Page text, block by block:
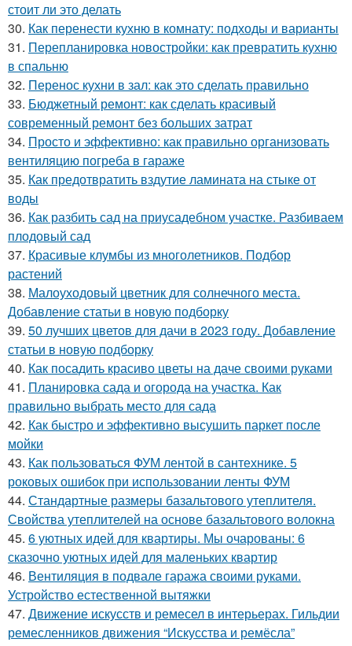
стоит ли это делать
30. Как перенести кухню в комнату: подходы и варианты
31. Перепланировка новостройки: как превратить кухню
в спальню
32. Перенос кухни в зал: как это сделать правильно
33. Бюджетный ремонт: как сделать красивый
современный ремонт без больших затрат
34. Просто и эффективно: как правильно организовать
вентиляцию погреба в гараже
35. Как предотвратить вздутие ламината на стыке от
воды
36. Как разбить сад на приусадебном участке. Разбиваем
плодовый сад
37. Красивые клумбы из многолетников. Подбор
растений
38. Малоуходовый цветник для солнечного места.
Добавление статьи в новую подборку
39. 50 лучших цветов для дачи в 2023 году. Добавление
статьи в новую подборку
40. Как посадить красиво цветы на даче своими руками
41. Планировка сада и огорода на участка. Как
правильно выбрать место для сада
42. Как быстро и эффективно высушить паркет после
мойки
43. Как пользоваться ФУМ лентой в сантехнике. 5
роковых ошибок при использовании ленты ФУМ
44. Стандартные размеры базальтового утеплителя.
Свойства утеплителей на основе базальтового волокна
45. 6 уютных идей для квартиры. Мы очарованы: 6
сказочно уютных идей для маленьких квартир
46. Вентиляция в подвале гаража своими руками.
Устройство естественной вытяжки
47. Движение искусств и ремесел в интерьерах. Гильдии
ремесленников движения “Искусства и ремёсла”